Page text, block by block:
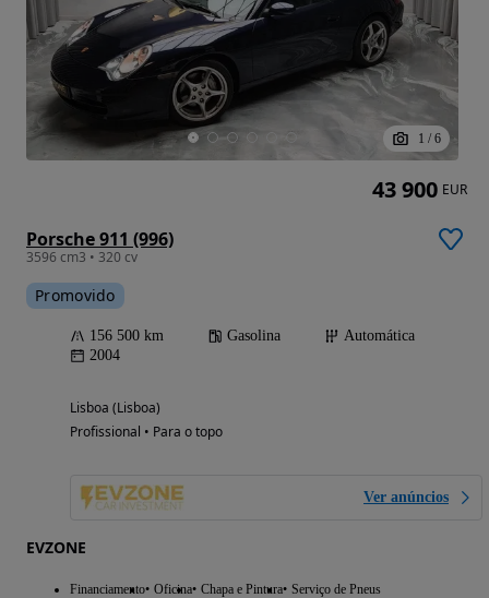
1 / 6
Porsche 911 (996)
3596 cm3 • 320 cv
Promovido
156 500 km Gasolina
Automática
2004
Lisboa (Lisboa)
Profissional • Para o topo
Ver anúncios
EVZONE
Financiamento Oficina Chapa e Pintura Serviço de Pneus
43 900 EUR